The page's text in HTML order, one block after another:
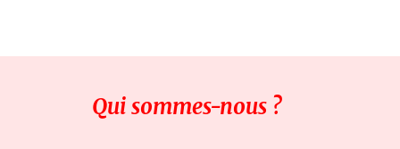
Qui sommes-nous ?